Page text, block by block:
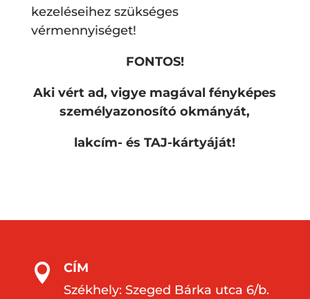
kezeléseihez szükséges
vérmennyiséget!
FONTOS!
Aki vért ad, vigye magával fényképes
személyazonosító okmányát,
lakcím- és TAJ-kártyáját!

CÍM
Székhely: Szeged Bárka utca 6/b.